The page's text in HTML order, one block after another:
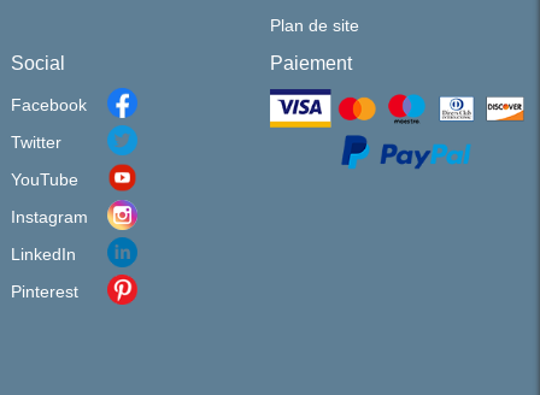
Plan de site
Social
Facebook
Twitter
YouTube
Instagram
LinkedIn
Pinterest
Paiement